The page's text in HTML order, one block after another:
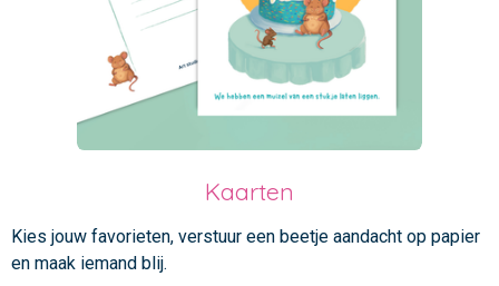
Kaarten
Kies jouw favorieten, verstuur een beetje aandacht op papier
en maak iemand blij.